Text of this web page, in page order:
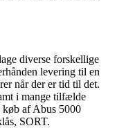
diverse forskellige
levering til en
når der er tid til det.
i mange tilfælde
køb af Abus 5000
SORT.